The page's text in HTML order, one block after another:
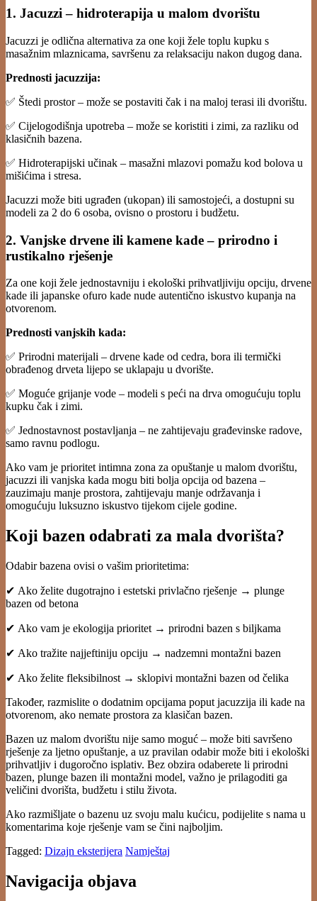
1. Jacuzzi – hidroterapija u malom dvorištu
Jacuzzi je odlična alternativa za one koji žele toplu kupku s
masažnim mlaznicama, savršenu za relaksaciju nakon dugog dana.
Prednosti jacuzzija:
✅ Štedi prostor – može se postaviti čak i na maloj terasi ili dvorištu.
✅ Cijelogodišnja upotreba – može se koristiti i zimi, za razliku od
klasičnih bazena.
✅ Hidroterapijski učinak – masažni mlazovi pomažu kod bolova u
mišićima i stresa.
Jacuzzi može biti ugrađen (ukopan) ili samostojeći, a dostupni su
modeli za 2 do 6 osoba, ovisno o prostoru i budžetu.
2. Vanjske drvene ili kamene kade – prirodno i
rustikalno rješenje
Za one koji žele jednostavniju i ekološki prihvatljiviju opciju, drvene
kade ili japanske ofuro kade nude autentično iskustvo kupanja na
otvorenom.
Prednosti vanjskih kada:
✅ Prirodni materijali – drvene kade od cedra, bora ili termički
obrađenog drveta lijepo se uklapaju u dvorište.
✅ Moguće grijanje vode – modeli s peći na drva omogućuju toplu
kupku čak i zimi.
✅ Jednostavnost postavljanja – ne zahtijevaju građevinske radove,
samo ravnu podlogu.
Ako vam je prioritet intimna zona za opuštanje u malom dvorištu,
jacuzzi ili vanjska kada mogu biti bolja opcija od bazena –
zauzimaju manje prostora, zahtijevaju manje održavanja i
omogućuju luksuzno iskustvo tijekom cijele godine.
Koji bazen odabrati za mala dvorišta?
Odabir bazena ovisi o vašim prioritetima:
✔ Ako želite dugotrajno i estetski privlačno rješenje → plunge
bazen od betona
✔ Ako vam je ekologija prioritet → prirodni bazen s biljkama
✔ Ako tražite najjeftiniju opciju → nadzemni montažni bazen
✔ Ako želite fleksibilnost → sklopivi montažni bazen od čelika
Također, razmislite o dodatnim opcijama poput jacuzzija ili kade na
otvorenom, ako nemate prostora za klasičan bazen.
Bazen uz malom dvorištu nije samo moguć – može biti savršeno
rješenje za ljetno opuštanje, a uz pravilan odabir može biti i ekološki
prihvatljiv i dugoročno isplativ. Bez obzira odaberete li prirodni
bazen, plunge bazen ili montažni model, važno je prilagoditi ga
veličini dvorišta, budžetu i stilu života.
Ako razmišljate o bazenu uz svoju malu kućicu, podijelite s nama u
komentarima koje rješenje vam se čini najboljim.
Tagged: Dizajn eksterijera Namještaj
Navigacija objava